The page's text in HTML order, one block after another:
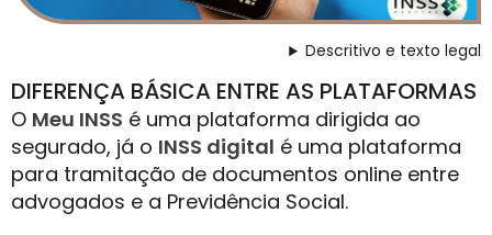
Descritivo e texto legal
DIFERENÇA BÁSICA ENTRE AS PLATAFORMAS
O Meu INSS é uma plataforma dirigida ao
segurado, já o INSS digital é uma plataforma
para tramitação de documentos online entre
advogados e a Previdência Social.